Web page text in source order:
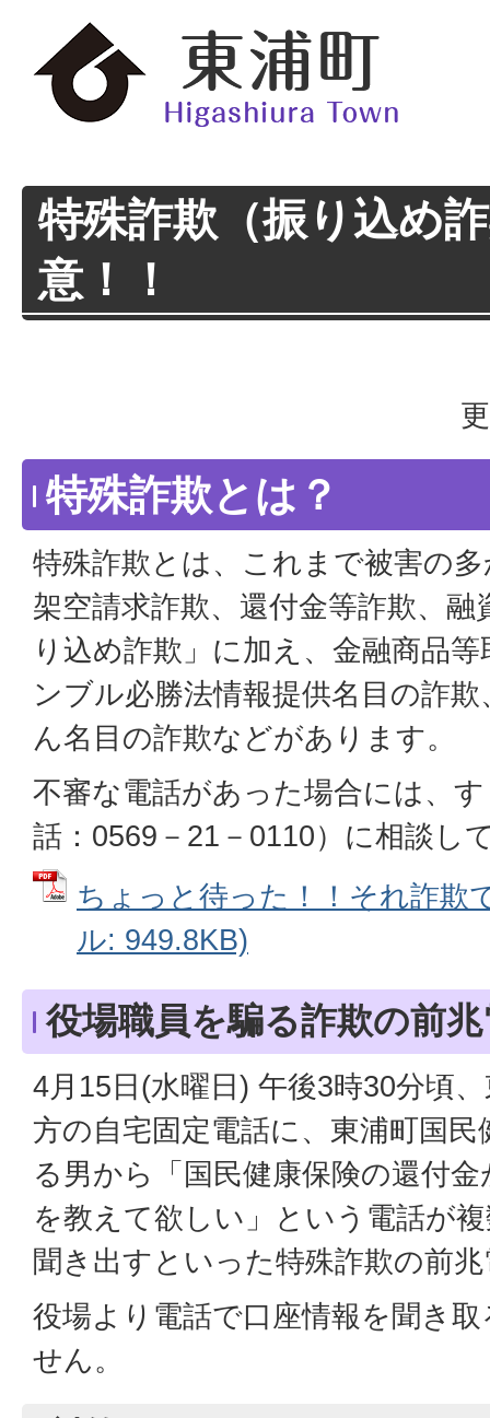
特殊詐欺（振り込め
意！！
特殊詐欺とは？
特殊詐欺とは、これまで被害の
架空請求詐欺、還付金等詐欺、融
り込め詐欺」に加え、金融商品
ンブル必勝法情報提供名目の詐
ん名目の詐欺などがあります。
不審な電話があった場合には、
話：0569－21－0110）に相談し
ちょっと待った！！それ詐欺
ル: 949.8KB)
役場職員を騙る詐欺の前
4月15日(水曜日) 午後3時30分頃
方の自宅固定電話に、東浦町国
る男から「国民健康保険の還付
を教えて欲しい」という電話が
聞き出すといった特殊詐欺の前
役場より電話で口座情報を聞き
せん。